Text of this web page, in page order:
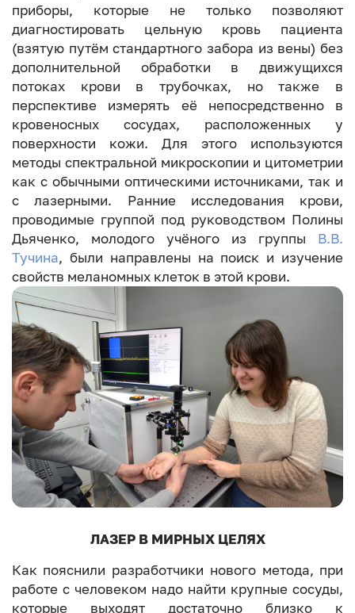
приборы, которые не только позволяют
диагностировать цельную кровь пациента
(взятую путём стандартного забора из вены) без
дополнительной обработки в движущихся
потоках крови в трубочках, но также в
перспективе измерять её непосредственно в
кровеносных сосудах, расположенных у
поверхности кожи. Для этого используются
методы спектральной микроскопии и цитометрии
как с обычными оптическими источниками, так и
с лазерными. Ранние исследования крови,
проводимые группой под руководством Полины
Дьяченко, молодого учёного из группы В.В.
Тучина, были направлены на поиск и изучение
свойств меланомных клеток в этой крови.
ЛАЗЕР В МИРНЫХ ЦЕЛЯХ
Как пояснили разработчики нового метода, при
работе с человеком надо найти крупные сосуды,
которые выходят достаточно близко к